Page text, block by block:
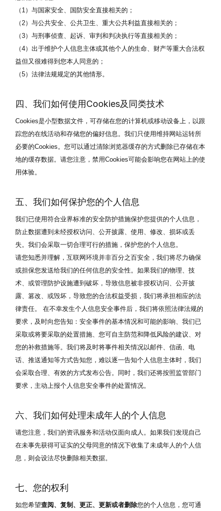
（1）与国家安全、国防安全直接相关的；
（2）与公共安全、公共卫生、重大公共利益直接相关的；
（3）与刑事侦查、起诉、审判和判决执行等直接相关的；
（4）出于维护个人信息主体或其他个人的生命、财产等重大合法权
益但又很难得到您本人同意的；
（5）法律法规规定的其他情形。
四、我们如何使用Cookies及同类技术
Cookies是小型数据文件，可存储在您的计算机或移动设备上，以跟
踪您的在线活动和存储您的偏好信息。我们只使用维持网站运转所
必要的Cookies。您可以通过清除浏览器缓存的方式删除已存储在本
地的缓存数据。请您注意，禁用Cookies可能会影响您在网站上的使
用体验。
五、我们如何保护您的个人信息
我们已使用符合业界标准的安全防护措施保护您提供的个人信息，
防止数据遭到未经授权访问、公开披露、使用、修改、损坏或丢
失。我们会采取一切合理可行的措施，保护您的个人信息。
请您知悉并理解，互联网环境并非百分之百安全，我们将尽力确保
或担保您发送给我们的任何信息的安全性。如果我们的物理、技
术、或管理防护设施遭到破坏，导致信息被非授权访问、公开披
露、篡改、或毁坏，导致您的合法权益受损，我们将承担相应的法
律责任。 在不幸发生个人信息安全事件后，我们将依照法律法规的
要求，及时向您告知：安全事件的基本情况和可能的影响、我们已
采取或将要采取的处置措施、您可自主防范和降低风险的建议、对
您的补救措施等。我们将及时将事件相关情况以邮件、信函、电
话、推送通知等方式告知您，难以逐一告知个人信息主体时，我们
会采取合理、有效的方式发布公告。同时，我们还将按照监管部门
要求，主动上报个人信息安全事件的处置情况。
六、我们如何处理未成年人的个人信息
请您注意，我们的资讯服务和活动仅面向成人。如果我们发现自己
在未事先获得可证实的父母同意的情况下收集了未成年人的个人信
息，则会设法尽快删除相关数据。
七、您的权利
如您希望查阅、复制、更正、更新或者删除您的个人信息，您可通